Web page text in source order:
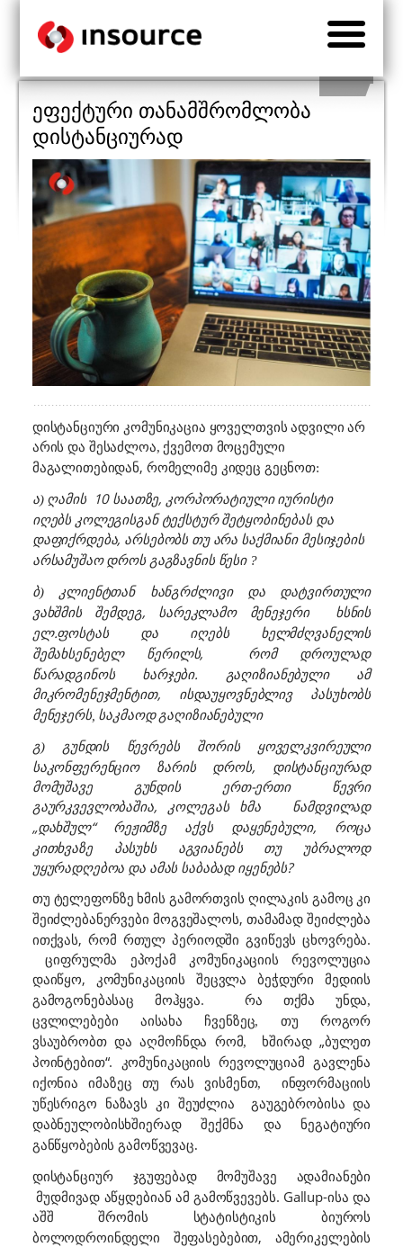
ეფექტური თანამშრომლობა
დისტანციურად
დისტანციური კომუნიკაცია ყოველთვის ადვილი არ
არისდა შესაძლოა, ქვემოთ მოცემული
მაგალითებიდან, რომელიმე კიდეც გეცნოთ:
ა) ღამის
10 საათზე, კორპორატიული იურისტი
იღებს კოლეგისგან ტექსტურ შეტყობინებას და
დაფიქრდება, არსებობს თუ არა საქმიანი მესიჯების
არსამუშაო დროსგაგზავნის წესი ?
ბ) კლიენტთან ხანგრძლივი და დატვირთული
ვახშმის შემდეგ, სარეკლამო მენეჯერი
ხსნის
ელ.ფოსტას და იღებს
ხელმძღვანელის
შემახსენებელწერილს,
რომ დროულად
წარადგინოს ხარჯები. გაღიზიანებული ამ
მიკრომენეჯმენტით, ისდაუყოვნებლივ პასუხობს
მენეჯერს, საკმაოდ გაღიზიანებული
გ) გუნდის წევრებს შორის ყოველკვირეული
საკონფერენციო ზარის დროს, დისტანციურად
მომუშავე გუნდის ერთ-ერთი წევრი
გაურკვევლობაშია, კოლეგას ხმა
ნამდვილად
„დახშულ“ რეჟიმზე აქვს დაყენებული, როცა
კითხვაზე პასუხს აგვიანებს თუ უბრალოდ
უყურადღებოა და ამას საბაბად იყენებს?
თუ ტელეფონზე ხმის გამორთვის ღილაკის გამოც კი
შეიძლებანერვები მოგვეშალოს, თამამად შეიძლება
ითქვას, რომ რთულ პერიოდში გვიწევს ცხოვრება.
ციფრულმა ეპოქამ კომუნიკაციის რევოლუცია
დაიწყო,
კომუნიკაციის შეცვლაბეჭდური
მედიის
გამოგონებასაც მოჰყვა.
რა თქმა უნდა,
ცვლილებები აისახა ჩვენზეც, თუ როგორ
ვსაუბრობთდა აღმოჩნდა რომ,
ხშირად „ბულეთ
პოინტებით“.
კომუნიკაციის რევოლუციამ გავლენა
იქონია იმაზეც თუ რას ვისმენთ,
ინფორმაციის
უწესრიგო ნაზავს კი შეუძლია გაუგებრობისა და
დაბნეულობისხშიერად შექმნა და ნეგატიური
განწყობების გამოწვევაც.
დისტანციურ ჯგუფებად მომუშავე ადამიანები
მუდმივად აწყდებიან ამ გამოწვევებს. Gallup-ისა და
აშშშრომის სტატისტიკის ბიუროს
ბოლოდროინდელი შეფასებებით, ამერიკელების